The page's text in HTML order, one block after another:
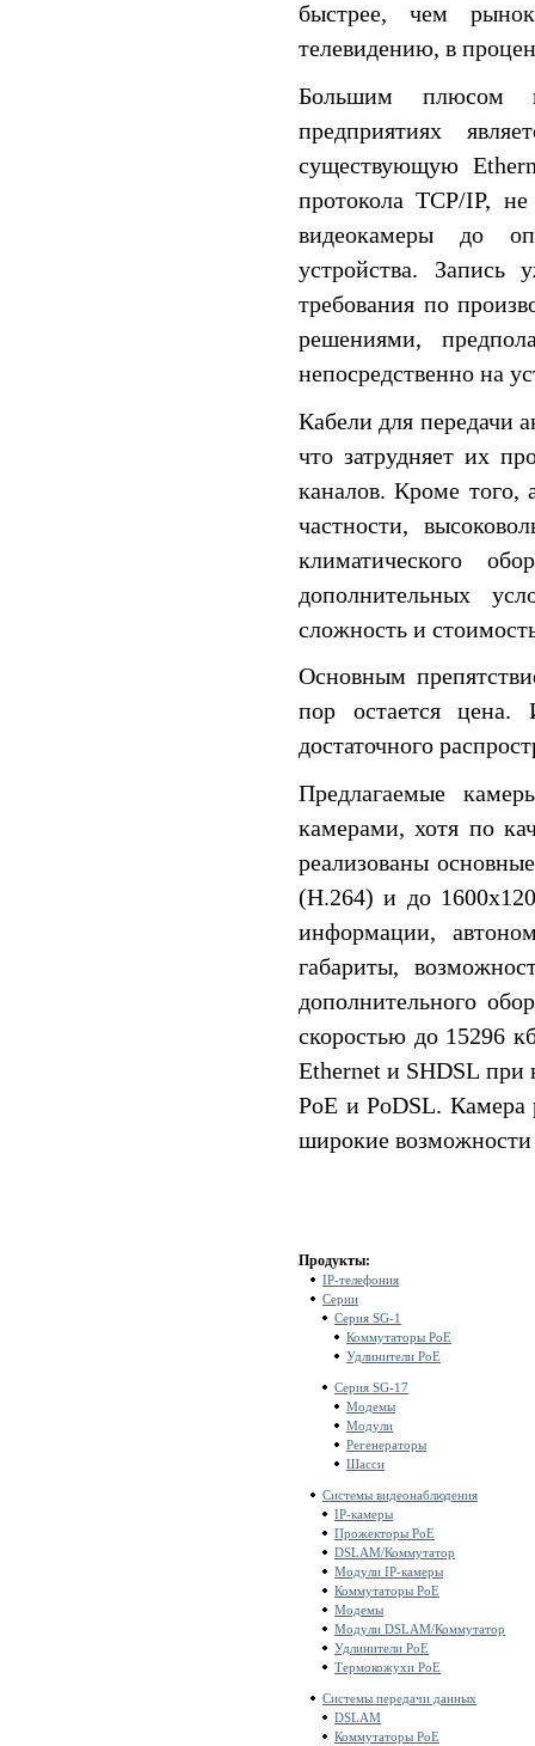
быстрее, чем
телевидению, в
Большим плюсом
предприятиях
существующую
протокола TCP/IP,
видеокамеры до
устройства. Запись
требования по
решениями,
непосредственно на
Кабели для передачи
что затрудняет их
каналов. Кроме того,
частности,
климатического
дополнительных
сложность и
Основным
пор остается цена.
достаточного
Предлагаемые
камерами, хотя по
реализованы
(H.264) и до
информации,
габариты,
дополнительного
скоростью до 15296
Ethernet и SHDSL при
PoE и PoDSL. Камера
широкие возможности
Продукты:
IP-телефония
Серии
Серия SG-1
Коммутаторы PoE
Удлинители PoE
Серия SG-17
Модемы
Модули
Регенераторы
Шасси
Системы видеонаблюдения
IP-камеры
Прожекторы PoE
DSLAM/Коммутатор
Модули IP-камеры
Коммутаторы PoE
Модемы
Модули DSLAM/Коммутатор
Удлинители PoE
Термокожухи PoE
Системы передачи данных
DSLAM
Коммутаторы PoE